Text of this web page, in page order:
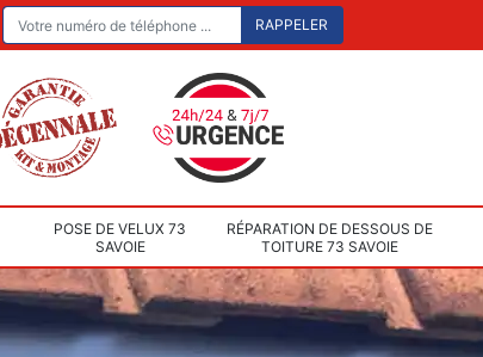
POSE DE VELUX 73
SAVOIE
RÉPARATION DE DESSOUS DE
TOITURE 73 SAVOIE